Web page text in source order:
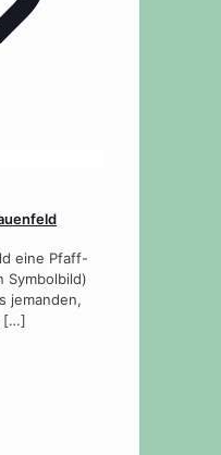
eine Pfaff-
Symbolbild)
jemanden,
[…]